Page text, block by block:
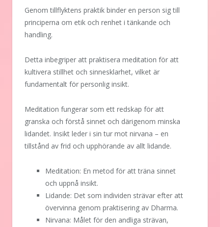
Genom tillflyktens praktik binder en person sig till
principerna om etik och renhet i tänkande och
handling.
Detta inbegriper att praktisera meditation för att
kultivera stillhet och sinnesklarhet, vilket är
fundamentalt för personlig insikt.
Meditation fungerar som ett redskap för att
granska och förstå sinnet och därigenom minska
lidandet. Insikt leder i sin tur mot nirvana – en
tillstånd av frid och upphörande av allt lidande.
Meditation: En metod för att träna sinnet
och uppnå insikt.
Lidande: Det som individen strävar efter att
övervinna genom praktisering av Dharma.
Nirvana: Målet för den andliga strävan,